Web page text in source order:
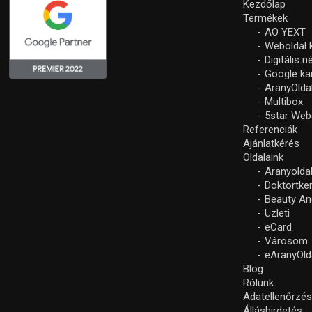
Kezdőlap
Termékek
AO YEXT
Weboldal
Digitális
Google
Multibox
5star
Referenciák
Ajánlatkérés
Oldalaink
Beauty
Üzleti
eCard
Városom
Blog
Rólunk
Adatellenőrzés